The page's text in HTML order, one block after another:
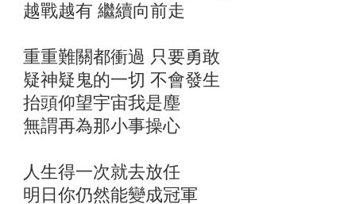
越戰越有 繼續向前走
重重難關都衝過 只要勇敢
疑神疑鬼的一切 不會發生
抬頭仰望宇宙我是塵
無謂再為那小事操心
人生得一次就去放任
明日你仍然能變成冠軍